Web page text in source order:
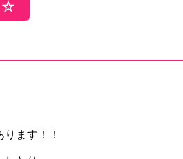
☆
ます！！